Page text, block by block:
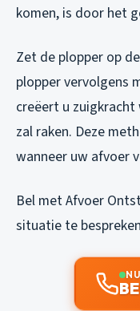
komen, is door het
Zet de plopper op
plopper vervolgens
creëert u
zal raken. Deze
wanneer uw afvoer
Bel met Afvoer
situatie te bespreken